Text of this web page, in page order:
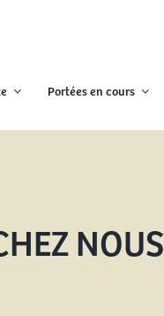
Portées en cours
NOUS